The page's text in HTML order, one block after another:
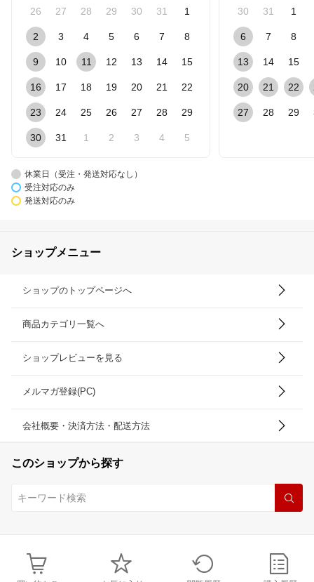
26 27 28 29 30 31 1
2 3 4 5 6 7 8
9 10 11 12 13 14 15
16 17 18 19 20 21 22
23 24 25 26 27 28 29
30 31 1 2 3 4 5
30 31 1
6 7 8
13 14 15
20 21 22
27 28 29
休業日（受注・発送対応なし）
受注対応のみ
発送対応のみ
ショップメニュー
ショップのトップページへ
商品カテゴリ一覧へ
ショップレビューを見る
メルマガ登録(PC)
会社概要・決済方法・配送方法
このショップから探す